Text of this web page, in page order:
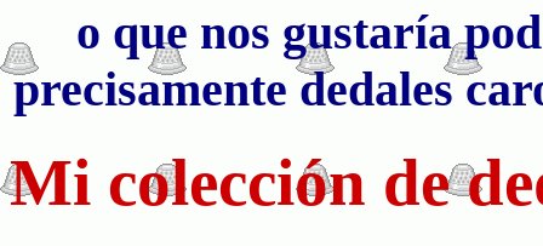
o que nos gustaría
precisamente dedales
Mi colección de